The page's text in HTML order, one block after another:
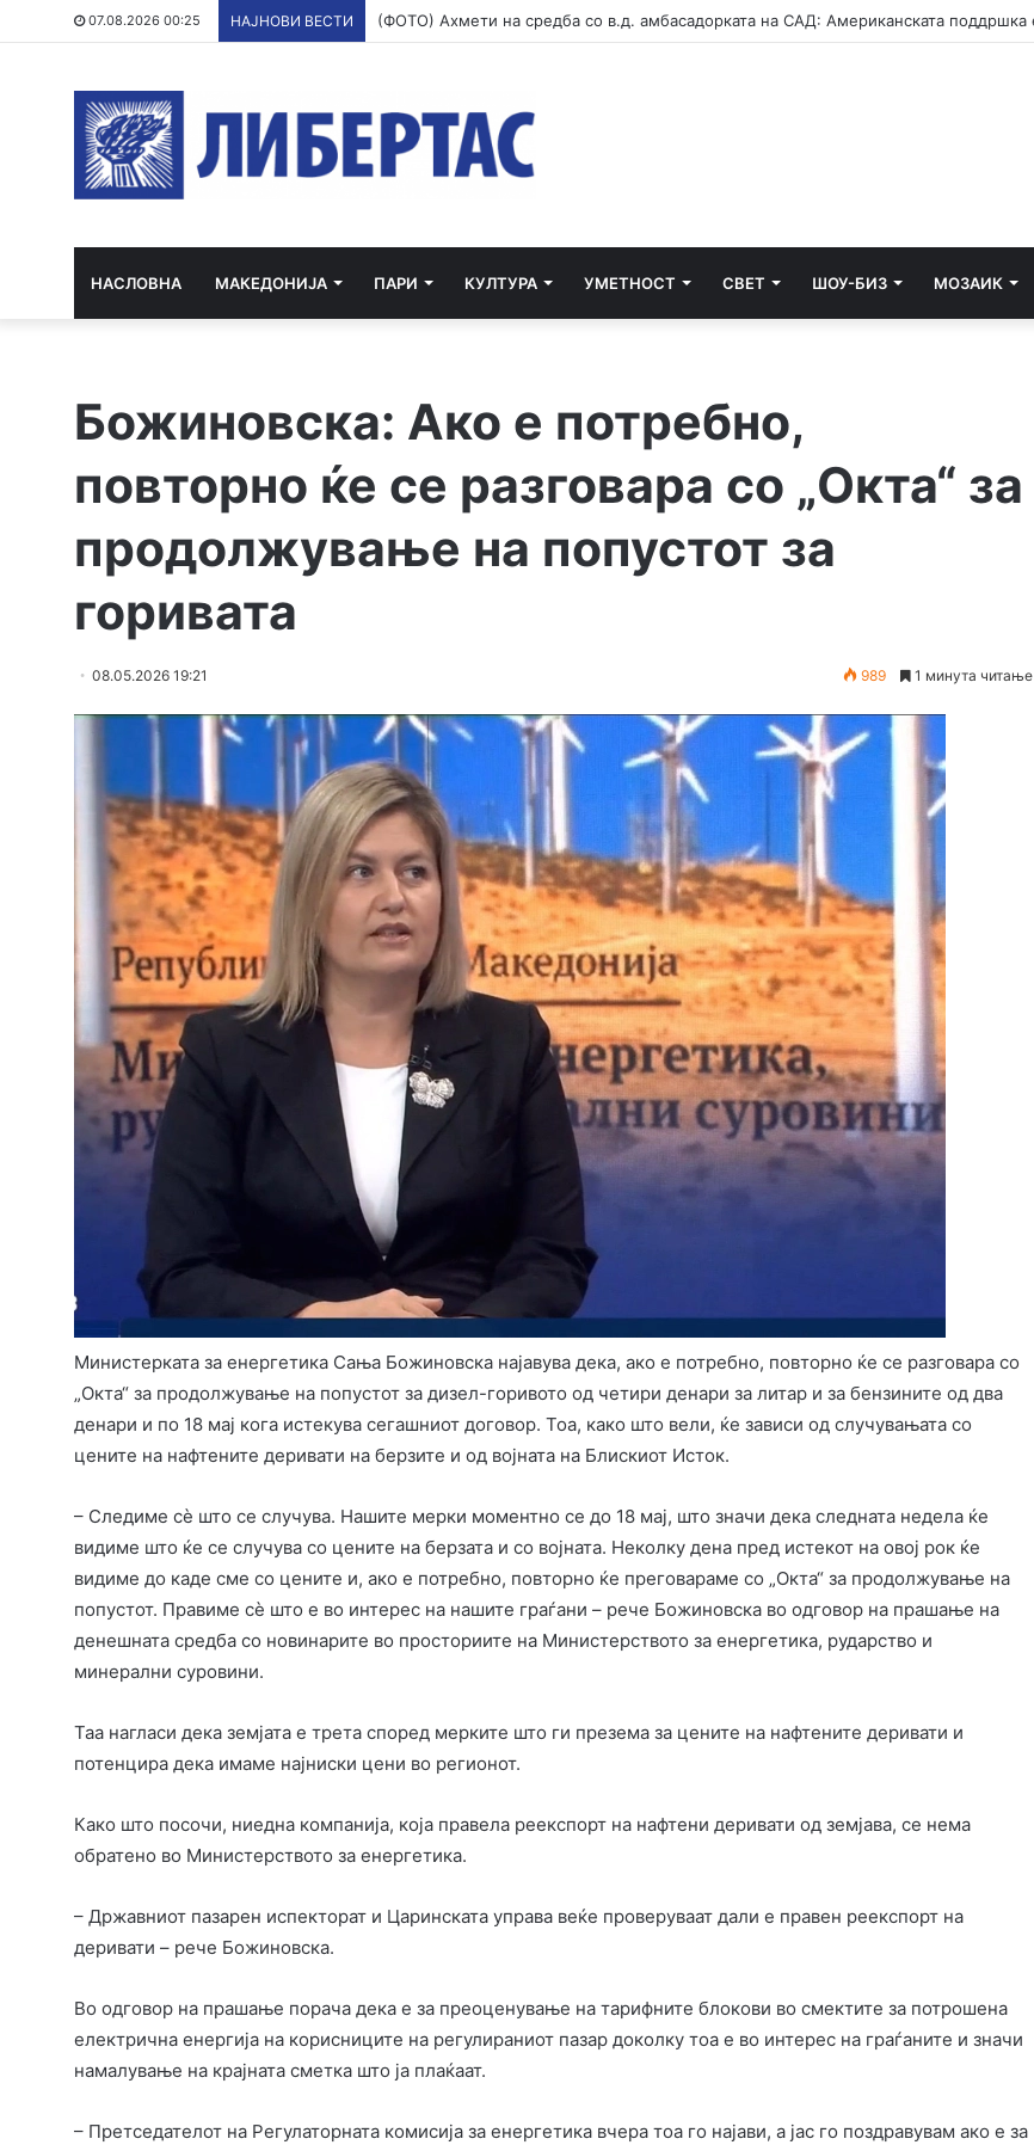
07.08.2026 00:25 НАЈНОВИ ВЕСТИ
НАСЛОВНА МАКЕДОНИЈА ПАРИ КУЛТУРА УМЕТНОСТ СВЕТ ШОУ-БИЗ МОЗАИК
Божиновска: Ако е потребно,
повторно ќе се разговара со „Окта“ за
продолжување на попустот за
горивата
08.05.2026 19:21 989 1 минута читање
Министерката за енергетика Сања Божиновска најавува дека, ако е потребно, повторно ќе се разговара со
„Окта“ за продолжување на попустот за дизел-горивото од четири денари за литар и за бензините од два
денари и по 18 мај кога истекува сегашниот договор. Тоа, како што вели, ќе зависи од случувањата со
цените на нафтените деривати на берзите и од војната на Блискиот Исток.
– Следиме сè што се случува. Нашите мерки моментно се до 18 мај, што значи дека следната недела ќе
видиме што ќе се случува со цените на берзата и со војната. Неколку дена пред истекот на овој рок ќе
видиме до каде сме со цените и, ако е потребно, повторно ќе преговараме со „Окта“ за продолжување на
попустот. Правиме сè што е во интерес на нашите граѓани – рече Божиновска во одговор на прашање на
денешната средба со новинарите во просториите на Министерството за енергетика, рударство и
минерални суровини.
Таа нагласи дека земјата е трета според мерките што ги презема за цените на нафтените деривати и
потенцира дека имаме најниски цени во регионот.
Како што посочи, ниедна компанија, која правела реекспорт на нафтени деривати од земјава, се нема
обратено во Министерството за енергетика.
– Државниот пазарен испекторат и Царинската управа веќе проверуваат дали е правен реекспорт на
деривати – рече Божиновска.
Во одговор на прашање порача дека е за преоценување на тарифните блокови во смектите за потрошена
електрична енергија на корисниците на регулираниот пазар доколку тоа е во интерес на граѓаните и значи
намалување на крајната сметка што ја плаќаат.
– Претседателот на Регулаторната комисија за енергетика вчера тоа го најави, а јас го поздравувам ако е за